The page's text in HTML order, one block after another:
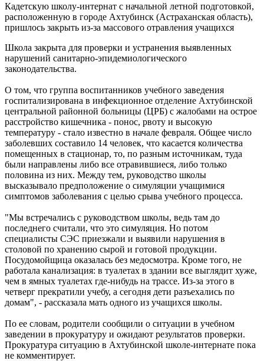
Кадетскую школу-интернат с начальной летной подготовкой,
расположенную в городе Ахтубинск (Астраханская область),
пришлось закрыть из-за массового отравления учащихся
Школа закрыта для проверки и устранения выявленных
нарушений санитарно-эпидемиологического
законодательства.
О том, что группа воспитанников учебного заведения
госпитализирована в инфекционное отделение Ахтубинской
центральной районной больницы (ЦРБ) с жалобами на острое
расстройство кишечника - понос, рвоту и высокую
температуру - стало известно в начале февраля. Общее число
заболевших составило 14 человек, что касается количества
помещенных в стационар, то, по разным источникам, туда
были направлены либо все отравившиеся, либо только
половина из них. Между тем, руководство школы
высказывало предположение о симуляции учащимися
симптомов заболевания с целью срыва учебного процесса.
"Мы встречались с руководством школы, ведь там до
последнего считали, что это симуляция. Но потом
специалисты СЭС приезжали и выявили нарушения в
столовой по хранению сырой и готовой продукции.
Посудомойщица оказалась без медосмотра. Кроме того, не
работала канализация: в туалетах в здании все выглядит хуже,
чем в ямных туалетах где-нибудь на трассе. Из-за этого в
четверг прекратили учебу, а сегодня дети разъехались по
домам", - рассказала мать одного из учащихся школы.
По ее словам, родители сообщили о ситуации в учебном
заведении в прокуратуру и ожидают результатов проверки.
Прокуратура ситуацию в Ахтубинской школе-интернате пока
не комментирует.